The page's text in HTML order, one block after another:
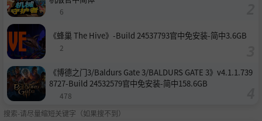
6
《蜂巢 The Hive》-Build 24537793官中免安装-简中3.6GB
2
《博德之门3/Baldurs Gate 3/BALDURS GATE 3》v4.1.1.739
8727-Build 24532579官中免安装-简中158.6GB
478
搜索-请尽量缩短关键字（如果搜不到）